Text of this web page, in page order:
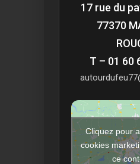
17 rue du
77370
T – 01 60
Cliquez pour
cookies
ce